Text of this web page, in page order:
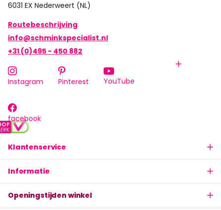
Klantenservice
Informatie
Openingstijden winkel
6031 EX Nederweert (NL)
Routebeschrijving
info@schminkspecialist.nl
+31 (0)495 - 450 882
Instagram Pinterest YouTube
facebook